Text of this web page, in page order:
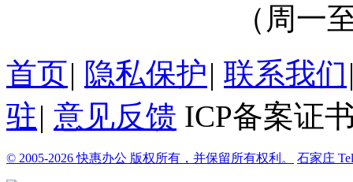
（周一至周
首页| 隐私保护| 联系我们
驻| 意见反馈 ICP备案证
© 2005-2026 快惠办公 版权所有，并保留所有权利。 石家庄